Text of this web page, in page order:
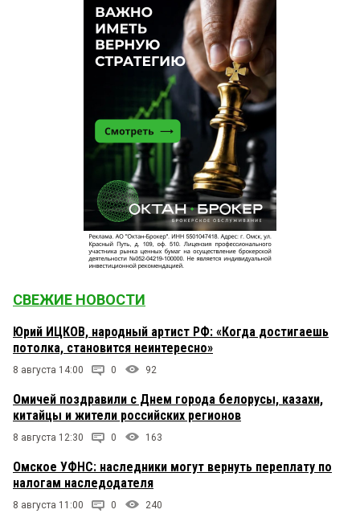
СВЕЖИЕ НОВОСТИ
Юрий ИЦКОВ, народный артист РФ: «Когда достигаешь
потолка, становится неинтересно»
8 августа 14:00 0 92
Омичей поздравили с Днем города белорусы, казахи,
китайцы и жители российских регионов
8 августа 12:30 0 163
Омское УФНС: наследники могут вернуть переплату по
налогам наследодателя
8 августа 11:00 0 240